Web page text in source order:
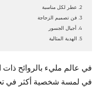
2. عطر لكل مناسبة
3. فن تصميم الزجاجة
4. أجيال الجسور
5. الهدية المثالية
في عالم مليء بالروائح ذات
في لمسة شخصية أكثر في